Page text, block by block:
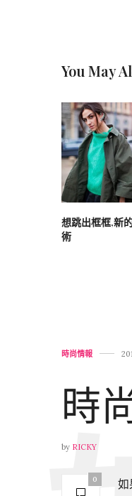
You May
想跳出框框,新
術
時尚情報
時
by RICKY
0 如